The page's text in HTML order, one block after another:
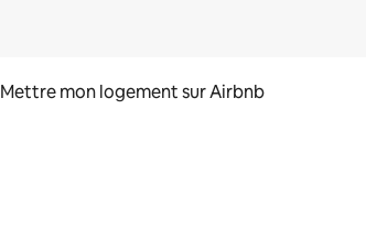
Mettre mon logement sur Airbnb